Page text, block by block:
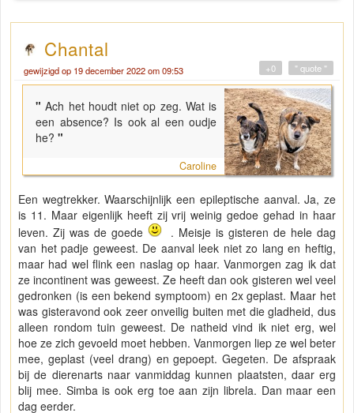
Chantal
gewijzigd op 19 december 2022 om 09:53 " quote "
+0
"Ach het houdt niet op zeg. Wat is
een absence? Is ook al een oudje
he? "
Caroline
Een wegtrekker. Waarschijnlijk een epileptische aanval. Ja, ze
is 11. Maar eigenlijk heeft zij vrij weinig gedoe gehad in haar
leven. Zij was de goede
. Meisje is gisteren de hele dag
van het padje geweest. De aanval leek niet zo lang en heftig,
maar had wel flink een naslag op haar. Vanmorgen zag ik dat
ze incontinent was geweest. Ze heeft dan ook gisteren wel veel
gedronken (is een bekend symptoom) en 2x geplast. Maar het
was gisteravond ook zeer onveilig buiten met die gladheid, dus
alleen rondom tuin geweest. De natheid vind ik niet erg, wel
hoe ze zich gevoeld moet hebben. Vanmorgen liep ze wel beter
mee, geplast (veel drang) en gepoept. Gegeten. De afspraak
bij de dierenarts naar vanmiddag kunnen plaatsten, daar erg
blij mee. Simba is ook erg toe aan zijn librela. Dan maar een
dag eerder.